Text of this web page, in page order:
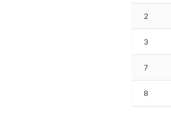
2
3
7
8